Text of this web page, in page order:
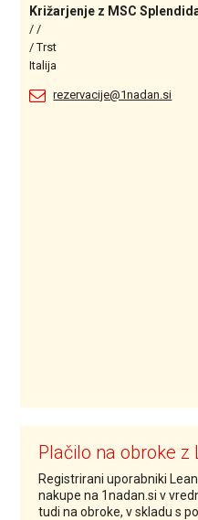
Križarjenje z MSC
/ /
/ Trst
Italija
rezervacije@1nadan.si
Plačilo na obroke z
Registrirani uporabniki
nakupe na 1nadan.si v
tudi na obroke, v skladu s